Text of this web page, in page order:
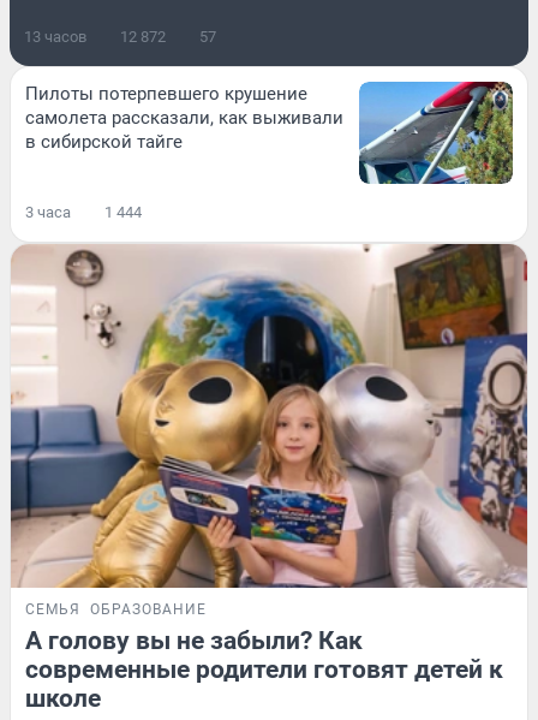
13 часов 12 872 57
Пилоты потерпевшего крушение
самолета рассказали, как выживали
в сибирской тайге
3 часа 1 444
СЕМЬЯ ОБРАЗОВАНИЕ
А голову вы не забыли? Как
современные родители готовят детей к
школе